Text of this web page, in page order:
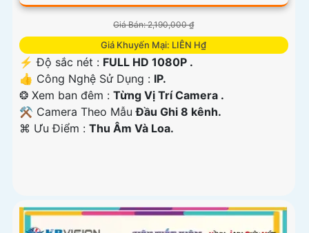
Giá Bán: 2,190,000 ₫
Giá Khuyến Mại: LIÊN H₫
️⚡ Độ sắc nét : FULL HD 1080P .
👍 Công Nghệ Sử Dụng : IP.
❂ Xem ban đêm : Từng Vị Trí Camera .
⚒ Camera Theo MẫuĐầu Ghi 8 kênh.
️⌘ Ưu Điểm : Thu Âm Và Loa.